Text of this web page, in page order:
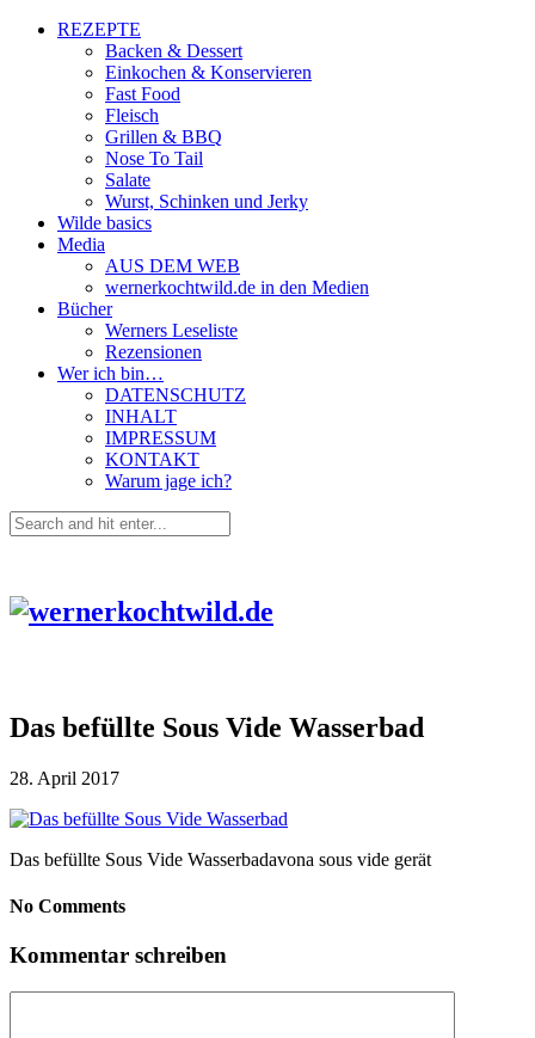
REZEPTE
Backen & Dessert
Einkochen & Konservieren
Fast Food
Fleisch
Grillen & BBQ
Nose To Tail
Salate
Wurst, Schinken und Jerky
Wilde basics
Media
AUS DEM WEB
wernerkochtwild.de in den Medien
Bücher
Werners Leseliste
Rezensionen
Wer ich bin…
DATENSCHUTZ
INHALT
IMPRESSUM
KONTAKT
Warum jage ich?
Das befüllte Sous Vide Wasserbad
28. April 2017
Das befüllte Sous Vide Wasserbadavona sous vide gerät
No Comments
Kommentar schreiben